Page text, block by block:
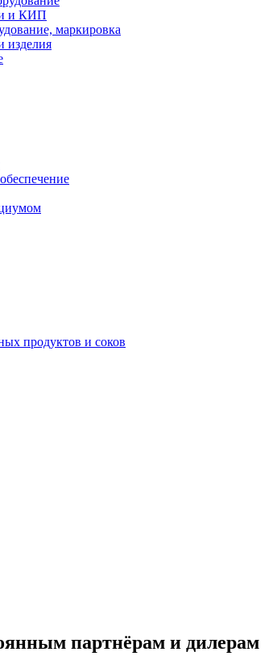
и КИП
маркировка
изделия
продуктов и соков
партнёрам и дилерам